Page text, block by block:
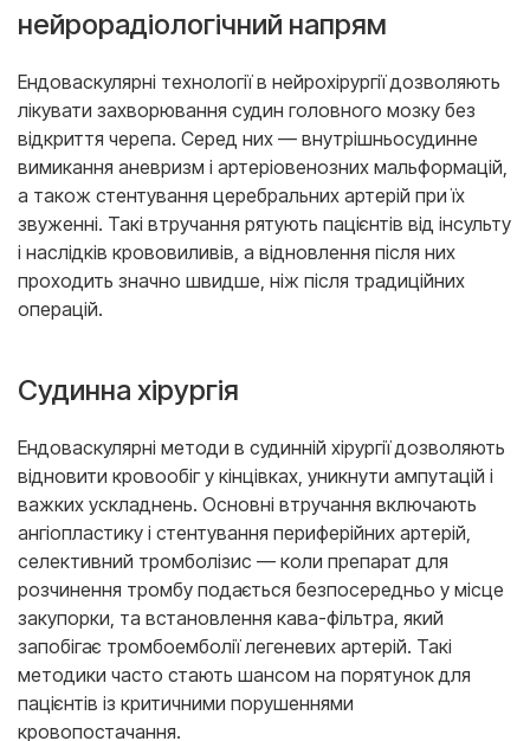
нейрорадіологічний напрям
Ендоваскулярні технології в нейрохірургії дозволяють
лікувати захворювання судин головного мозку без
відкриття черепа. Серед них — внутрішньосудинне
вимикання аневризм і артеріовенозних мальформацій,
а також стентування церебральних артерій при їх
звуженні. Такі втручання рятують пацієнтів від інсульту
і наслідків крововиливів, а відновлення після них
проходить значно швидше, ніж після традиційних
операцій.
Судинна хірургія
Ендоваскулярні методи в судинній хірургії дозволяють
відновити кровообіг у кінцівках, уникнути ампутацій і
важких ускладнень. Основні втручання включають
ангіопластику і стентування периферійних артерій,
селективний тромболізис — коли препарат для
розчинення тромбу подається безпосередньо у місце
закупорки, та встановлення кава-фільтра, який
запобігає тромбоемболії легеневих артерій. Такі
методики часто стають шансом на порятунок для
пацієнтів із критичними порушеннями
кровопостачання.